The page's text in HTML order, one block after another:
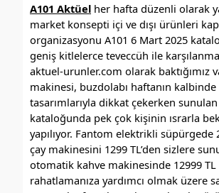
A101 Aktüel her hafta düzenli olarak
market konsepti içi ve dışı ürünleri
organizasyonu A101 6 Mart 2025
geniş kitlelerce teveccüh ile
aktuel-urunler.com olarak baktığımız
makinesi, buzdolabı haftanın
tasarımlarıyla dikkat çekerken
kataloğunda pek çok kişinin ısrarla
yapılıyor. Fantom elektrikli
çay makinesini 1299 TL’den sizlere
otomatik kahve makinesinde 12999
rahatlamanıza yardımcı olmak üzere